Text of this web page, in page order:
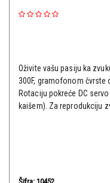
Oživite vašu pasiju ka
300F, gramofonom
Rotaciju pokreće DC
kaišem). Za reprodukciju